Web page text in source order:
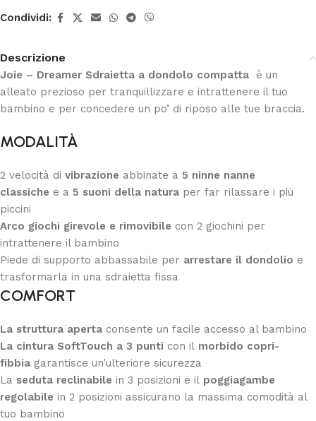
Condividi:
Descrizione
Joie – Dreamer Sdraietta a dondolo compatta
è un
alleato prezioso per tranquillizzare e intrattenere il tuo
bambino e per concedere un po’ di riposo alle tue braccia.
MODALITÀ
2 velocità di vibrazione abbinate a 5 ninne nanne
classiche e a 5 suoni della natura per far rilassare i più
piccini
Arco giochi girevole e rimovibile con 2 giochini per
intrattenere il bambino
Piede di supporto abbassabile per arrestare il dondolio e
trasformarla in una sdraietta fissa
COMFORT
La struttura aperta consente un facile accesso al bambino
La cintura SoftTouch a 3 punti con il morbido copri-
fibbia garantisce un’ulteriore sicurezza
La seduta reclinabile in 3 posizioni e il poggiagambe
regolabile in 2 posizioni assicurano la massima comodità al
tuo bambino